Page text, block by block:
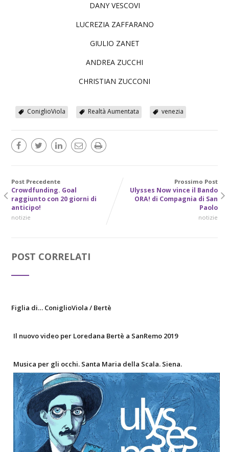
DANY VESCOVI
LUCREZIA ZAFFARANO
GIULIO ZANET
ANDREA ZUCCHI
CHRISTIAN ZUCCONI
ConiglioViola Realtà Aumentata venezia
Post Precedente
Crowdfunding. Goal
raggiunto con 20 giorni di
anticipo!
notizie
Prossimo Post
Ulysses Now vince il Bando
ORA! di Compagnia di San
Paolo
notizie
POST CORRELATI
Figlia di… ConiglioViola / Bertè
Il nuovo video per Loredana Bertè a SanRemo 2019
Musica per gli occhi. Santa Maria della Scala. Siena.